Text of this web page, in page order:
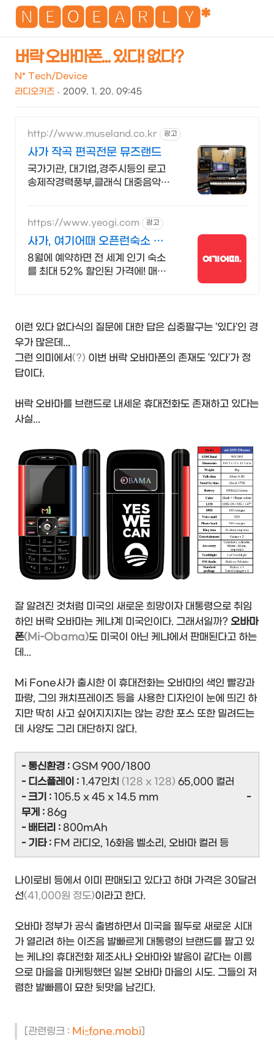
🅽🅴🅾🅴🅰🆁🅻🆈*
버락 오바마폰... 있다! 없다?
N* Tech/Device
라디오키즈
2009. 1. 20. 09:45
http://www.museland.co.kr 광고
사가 작곡 편곡전문 뮤즈랜드
국가기관, 대기업,경주시등의 로고
송제작경력풍부,클래식 대중음악모
https://www.yeogi.com 광고
사가, 여기어때 오픈런숙소 최
대 81% 할인
8월에 예약하면 전 세계 인기 숙소
를 최대 52% 할인된 가격에! 매주
이런 있다 없다식의 질문에 대한 답은 십중팔구는 '있다'인 경
우가 많은데...
그런 의미에서(?) 이번 버락 오바마폰의 존재도 '있다'가 정
답이다.
버락 오바마를 브랜드로 내세운 휴대전화도 존재하고 있다는
사실...
잘 알려진 것처럼 미국의 새로운 희망이자 대통령으로 취임
하인 버락 오바마는 케냐계 미국인이다. 그래서일까? 오바마
폰(Mi-Obama)도 미국이 아닌 케냐에서 판매된다고 하는
데...
Mi Fone사가 출시한 이 휴대전화는 오바마의 색인 빨강과
파랑, 그의 캐치프레이즈 등을 사용한 디자인이 눈에 띄긴 하
지만 딱히 사고 싶어지지지는 않는 강한 포스 또한 밀려드는
데 사양도 그리 대단하지 않다.
- 통신환경 : GSM 900/1800
- 디스플레이 : 1.47인치 (128 x 128) 65,000 컬러
- 크기 : 105.5 x 45 x 14.5 mm
-
무게 : 86g
- 배터리 : 800mAh
- 기타 : FM 라디오, 16화음 벨소리, 오바마 컬러 등
나이로비 등에서 이미 판매되고 있다고 하며 가격은 30달러
선(41,000원 정도)이라고 한다.
오바마 정부가 공식 출범하면서 미국을 필두로 새로운 시대
가 열리려 하는 이즈음 발빠르게 대통령의 브랜드를 팔고 있
는 케냐의 휴대전화 제조사나 오바마와 발음이 같다는 이름
으로 마을을 마케팅했던 일본 오바마 마을의 시도. 그들의 저
렴한 발빠름이 묘한 뒷맛을 남긴다.
[관련링크 : Mi-fone.mobi]